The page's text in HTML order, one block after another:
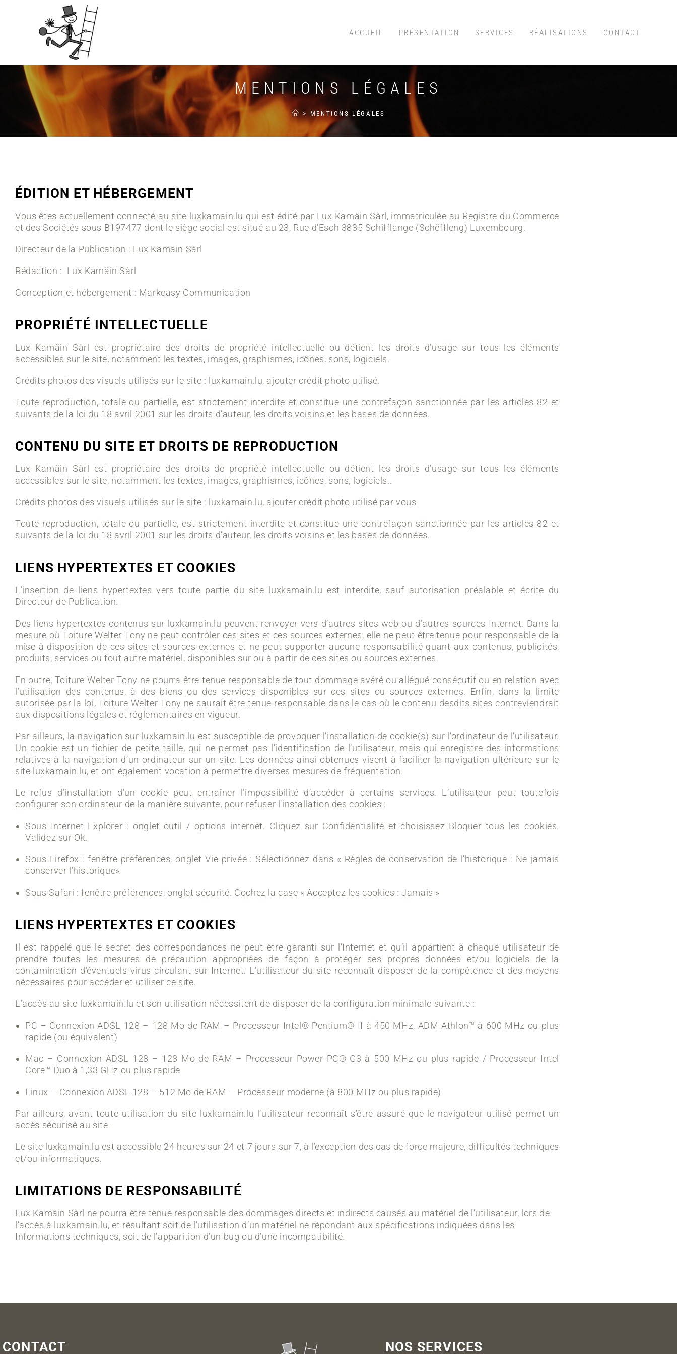
ACCUEIL PRÉSENTATION SERVICES RÉALISATIONS CONTACT
MENTIONS LÉGALES
> MENTIONS LÉGALES
ÉDITION ET HÉBERGEMENT
Vous êtes actuellement connecté au site luxkamain.lu qui est édité par Lux Kamäin Sàrl, immatriculée au Registre du Commerce
et des Sociétés sous B197477 dont le siège social est situé au 23, Rue d’Esch 3835 Schifflange (Schëffleng) Luxembourg.
Directeur de la Publication : Lux Kamäin Sàrl
Rédaction : Lux Kamäin Sàrl
Conception et hébergement : Markeasy Communication
PROPRIÉTÉ INTELLECTUELLE
Lux Kamäin Sàrl est propriétaire des droits de propriété intellectuelle ou détient les droits d’usage sur tous les éléments
accessibles sur le site, notamment les textes, images, graphismes, icônes, sons, logiciels.
Crédits photos des visuels utilisés sur le site : luxkamain.lu, ajouter crédit photo utilisé.
Toute reproduction, totale ou partielle, est strictement interdite et constitue une contrefaçon sanctionnée par les articles 82 et
suivants de la loi du 18 avril 2001 sur les droits d’auteur, les droits voisins et les bases de données.
CONTENU DU SITE ET DROITS DE REPRODUCTION
Lux Kamäin Sàrl est propriétaire des droits de propriété intellectuelle ou détient les droits d’usage sur tous les éléments
accessibles sur le site, notamment les textes, images, graphismes, icônes, sons, logiciels..
Crédits photos des visuels utilisés sur le site : luxkamain.lu, ajouter crédit photo utilisé par vous
Toute reproduction, totale ou partielle, est strictement interdite et constitue une contrefaçon sanctionnée par les articles 82 et
suivants de la loi du 18 avril 2001 sur les droits d’auteur, les droits voisins et les bases de données.
LIENS HYPERTEXTES ET COOKIES
L’insertion de liens hypertextes vers toute partie du site luxkamain.lu est interdite, sauf autorisation préalable et écrite du
Directeur de Publication.
Des liens hypertextes contenus sur luxkamain.lu peuvent renvoyer vers d’autres sites web ou d’autres sources Internet. Dans la
mesure où Toiture Welter Tony ne peut contrôler ces sites et ces sources externes, elle ne peut être tenue pour responsable de la
mise à disposition de ces sites et sources externes et ne peut supporter aucune responsabilité quant aux contenus, publicités,
produits, services ou tout autre matériel, disponibles sur ou à partir de ces sites ou sources externes.
En outre, Toiture Welter Tony ne pourra être tenue responsable de tout dommage avéré ou allégué consécutif ou en relation avec
l’utilisation des contenus, à des biens ou des services disponibles sur ces sites ou sources externes. Enfin, dans la limite
autorisée par la loi, Toiture Welter Tony ne saurait être tenue responsable dans le cas où le contenu desdits sites contreviendrait
aux dispositions légales et réglementaires en vigueur.
Par ailleurs, la navigation sur luxkamain.lu est susceptible de provoquer l’installation de cookie(s) sur l’ordinateur de l’utilisateur.
Un cookie est un fichier de petite taille, qui ne permet pas l’identification de l’utilisateur, mais qui enregistre des informations
relatives à la navigation d’un ordinateur sur un site. Les données ainsi obtenues visent à faciliter la navigation ultérieure sur le
site luxkamain.lu, et ont également vocation à permettre diverses mesures de fréquentation.
Le refus d’installation d’un cookie peut entraîner l’impossibilité d’accéder à certains services. L’utilisateur peut toutefois
configurer son ordinateur de la manière suivante, pour refuser l’installation des cookies :
Sous Internet Explorer : onglet outil / options internet. Cliquez sur Confidentialité et choisissez Bloquer tous les cookies.
Validez sur Ok.
Sous Firefox : fenêtre préférences, onglet Vie privée : Sélectionnez dans « Règles de conservation de l’historique : Ne jamais
conserver l’historique»
Sous Safari : fenêtre préférences, onglet sécurité. Cochez la case « Acceptez les cookies : Jamais »
LIENS HYPERTEXTES ET COOKIES
Il est rappelé que le secret des correspondances ne peut être garanti sur l’Internet et qu’il appartient à chaque utilisateur de
prendre toutes les mesures de précaution appropriées de façon à protéger ses propres données et/ou logiciels de la
contamination d’éventuels virus circulant sur Internet. L’utilisateur du site reconnaît disposer de la compétence et des moyens
nécessaires pour accéder et utiliser ce site.
L’accès au site luxkamain.lu et son utilisation nécessitent de disposer de la configuration minimale suivante :
PC – Connexion ADSL 128 – 128 Mo de RAM – Processeur Intel® Pentium® II à 450 MHz, ADM Athlon™ à 600 MHz ou plus
rapide (ou équivalent)
Mac – Connexion ADSL 128 – 128 Mo de RAM – Processeur Power PC® G3 à 500 MHz ou plus rapide / Processeur Intel
Core™ Duo à 1,33 GHz ou plus rapide
Linux – Connexion ADSL 128 – 512 Mo de RAM – Processeur moderne (à 800 MHz ou plus rapide)
Par ailleurs, avant toute utilisation du site luxkamain.lu l’utilisateur reconnaît s’être assuré que le navigateur utilisé permet un
accès sécurisé au site.
Le site luxkamain.lu est accessible 24 heures sur 24 et 7 jours sur 7, à l’exception des cas de force majeure, difficultés techniques
et/ou informatiques.
LIMITATIONS DE RESPONSABILITÉ
Lux Kamäin Sàrl ne pourra être tenue responsable des dommages directs et indirects causés au matériel de l’utilisateur, lors de
l’accès à luxkamain.lu, et résultant soit de l’utilisation d’un matériel ne répondant aux spécifications indiquées dans les
Informations techniques, soit de l’apparition d’un bug ou d’une incompatibilité.
CONTACT NOS SERVICES